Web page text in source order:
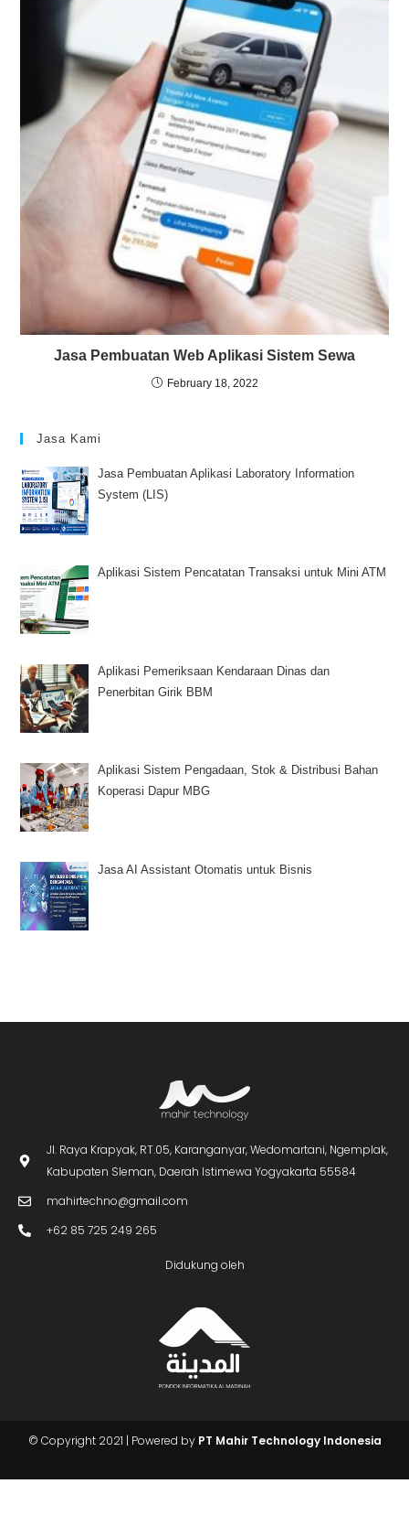
Jasa Pembuatan Web Aplikasi Sistem Sewa
February 18, 2022
Jasa Kami
Jasa Pembuatan Aplikasi Laboratory Information
System (LIS)
Aplikasi Sistem Pencatatan Transaksi untuk Mini ATM
Aplikasi Pemeriksaan Kendaraan Dinas dan
Penerbitan Girik BBM
Aplikasi Sistem Pengadaan, Stok & Distribusi Bahan
Koperasi Dapur MBG
Jasa AI Assistant Otomatis untuk Bisnis
Jl. Raya Krapyak, RT.05, Karanganyar, Wedomartani, Ngemplak,
Kabupaten Sleman, Daerah Istimewa Yogyakarta 55584
mahirtechno@gmail.com
+62 85 725 249 265
Didukung oleh
© Copyright 2021 | Powered by PT Mahir Technology Indonesia